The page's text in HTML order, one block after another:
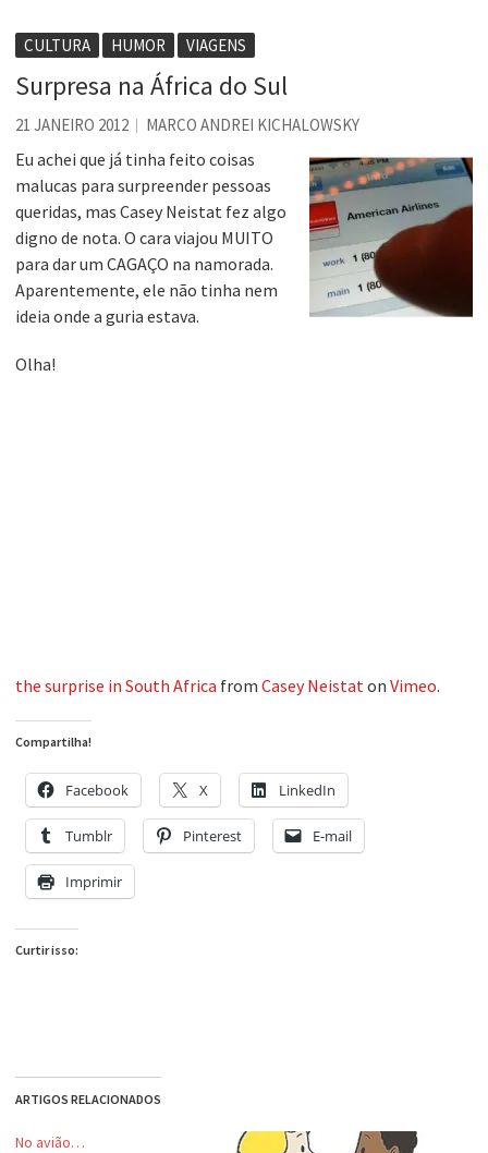
Se queres salvar o mundo, o veganismo não é a resposta
Tem que filmar isso daí
A construção da urbanidade
Aprender a fracassar é o segredo do sucesso
CULTURA HUMOR VIAGENS
Surpresa na África do Sul
21 JANEIRO 2012 MARCO ANDREI KICHALOWSKY
Eu achei que já tinha feito coisas
malucas para surpreender pessoas
queridas, mas Casey Neistat fez algo
digno de nota. O cara viajou MUITO
para dar um CAGAÇO na namorada.
Aparentemente, ele não tinha nem
ideia onde a guria estava.
Olha!
the surprise in South Africa from Casey Neistaton Vimeo.
Compartilha!
Facebook X LinkedIn
Tumblr Pinterest E-mail
Imprimir
Curtir isso:
ARTIGOS RELACIONADOS
No avião…